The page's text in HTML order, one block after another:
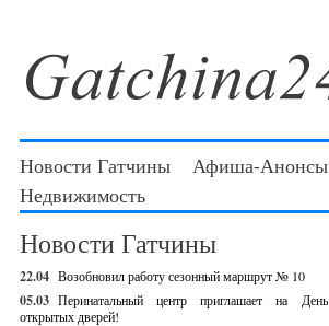
Новости Гатчины Афиша-Анонсы
Недвижимость
Новости Гатчины
22.04 Возобновил работу сезонный маршрут № 10
05.03 Перинатальный центр приглашает на День
открытых дверей!